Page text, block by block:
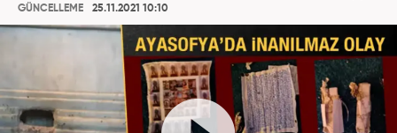
GÜNCELLEME
25.11.2021 10:10